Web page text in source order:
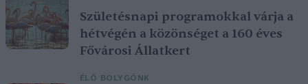
Születésnapi programokkal várja a
hétvégén a közönséget a 160 éves
Fővárosi Állatkert
ÉLŐ BOLYGÓNK